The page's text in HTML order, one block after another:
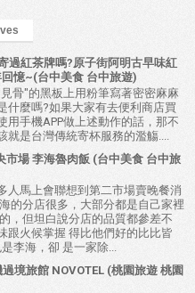
過紅茶牌嗎?原子街阿明古早味紅
憶~(台中美食 台中旅遊)
骨"的黑板上用粉筆寫著密密麻麻
什麼嗎?如果大家有去便利商店買
用手機APP做上述動作的話，那不
就是台灣傳統寄杯服務的濫觴....
市場 李海魯肉飯 (台中美食 台中旅
人馬上會聯想到第二市場賣晚餐消
的分店很多，大部分都是自己家裡
，但坦白說分店的品質都參差不
跟火候掌握 得比他們好的比比皆
李海，卻 是一家除...
境旅館 NOVOTEL (桃園旅遊 桃園